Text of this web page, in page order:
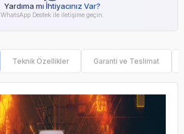
Yardıma mı İhtiyacınız Var?
WhatsApp Destek ile iletişime geçin.
Teknik Özellikler Garanti ve Teslimat